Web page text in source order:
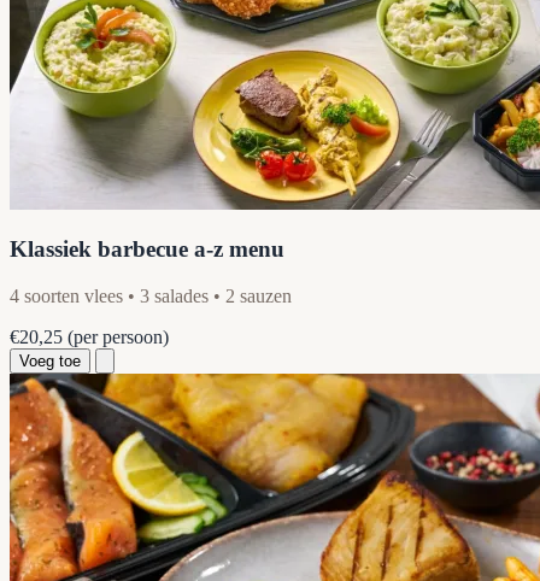
Klassiek barbecue a-z menu
4 soorten vlees • 3 salades • 2 sauzen
€20,25 (per persoon)
Voeg toe